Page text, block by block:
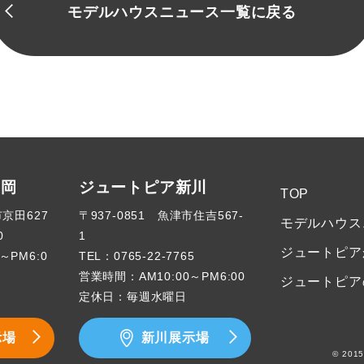
モデルハウスニュース一覧に戻る
TOP
モデルハウ
ジュートピ
ジュートピ
田627
PM6:0
ジュートピア新川
〒937-0851 魚津市住吉567-
1
TEL：0765-22-7765
営業時間：AM10:00～PM6:00
定休日：毎週水曜日
新川展示場
© 2015